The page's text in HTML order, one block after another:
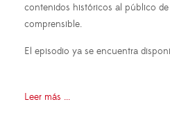
contenidos históricos al público
comprensible.
El episodio ya se encuentra
Leer más ...